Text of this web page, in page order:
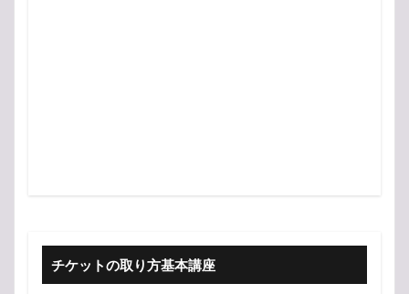
チケットの取り方基本講座